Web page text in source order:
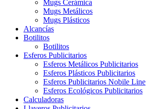
Mugs Cerámica
Mugs Metálicos
Mugs Plásticos
Alcancías
Botilitos
Botilitos
Esferos Publicitarios
Esferos Metálicos Publicitarios
Esferos Plásticos Publicitarios
Esferos Publicitarios Nobile Line
Esferos Ecológicos Publicitarios
Calculadoras